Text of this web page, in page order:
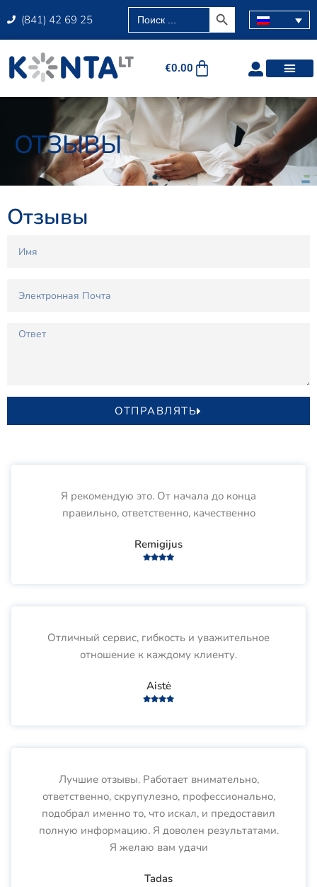
(841) 42 69 25
Search
for:
SEARCH BUTTON
€0.00
ОТЗЫВЫ
Отзывы
ОТПРАВЛЯТЬ
Я рекомендую это. От начала до конца
правильно, ответственно, качественно
Remigijus
Отличный сервис, гибкость и уважительное
отношение к каждому клиенту.
Aistė
Лучшие отзывы. Работает внимательно,
ответственно, скрупулезно, профессионально,
подобрал именно то, что искал, и предоставил
полную информацию. Я доволен результатами.
Я желаю вам удачи
Tadas